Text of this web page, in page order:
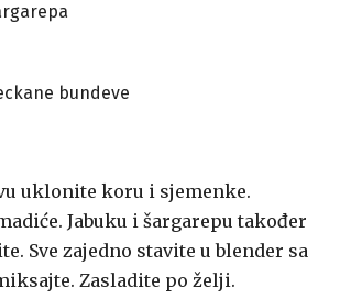
bundeve
uklonite koru i sjemenke.
Jabuku i šargarepu također
Sve zajedno stavite u blender sa
Zasladite po želji.